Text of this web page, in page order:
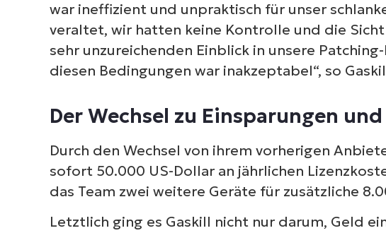
war ineffizient und unpraktisch für unser
veraltet, wir hatten keine Kontrolle und die
sehr unzureichenden Einblick in unsere
diesen Bedingungen war inakzeptabel“, so
Der Wechsel zu Einsparungen
Durch den Wechsel von ihrem vorherigen
sofort 50.000 US-Dollar an jährlichen
das Team zwei weitere Geräte für zusätzliche
Letztlich ging es Gaskill nicht nur darum, Geld